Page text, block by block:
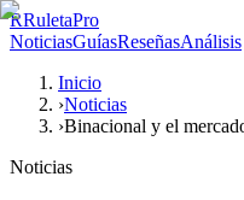
RRuletaPro
NoticiasGuíasReseñasAnálisis
Inicio
›Noticias
›Binacional y el
Noticias